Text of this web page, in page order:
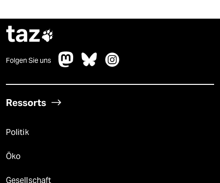
taz
Folgen Sie uns
Ressorts
Politik
Öko
Gesellschaft